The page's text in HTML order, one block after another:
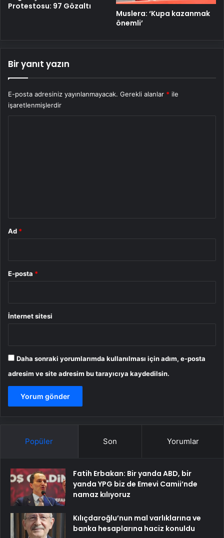
Protestosu: 97 Gözaltı
Muslera: ‘Kupa kazanmak
önemli’
Bir yanıt yazın
E-posta adresiniz yayınlanmayacak. Gerekli alanlar * ile
işaretlenmişlerdir
Ad *
E-posta *
İnternet sitesi
Daha sonraki yorumlarımda kullanılması için adım, e-posta
adresim ve site adresim bu tarayıcıya kaydedilsin.
Popüler Son Yorumlar
Fatih Erbakan: Bir yanda ABD, bir
yanda YPG biz de Emevi Camii’nde
namaz kılıyoruz
Kılıçdaroğlu’nun mal varlıklarına ve
banka hesaplarına haciz konuldu